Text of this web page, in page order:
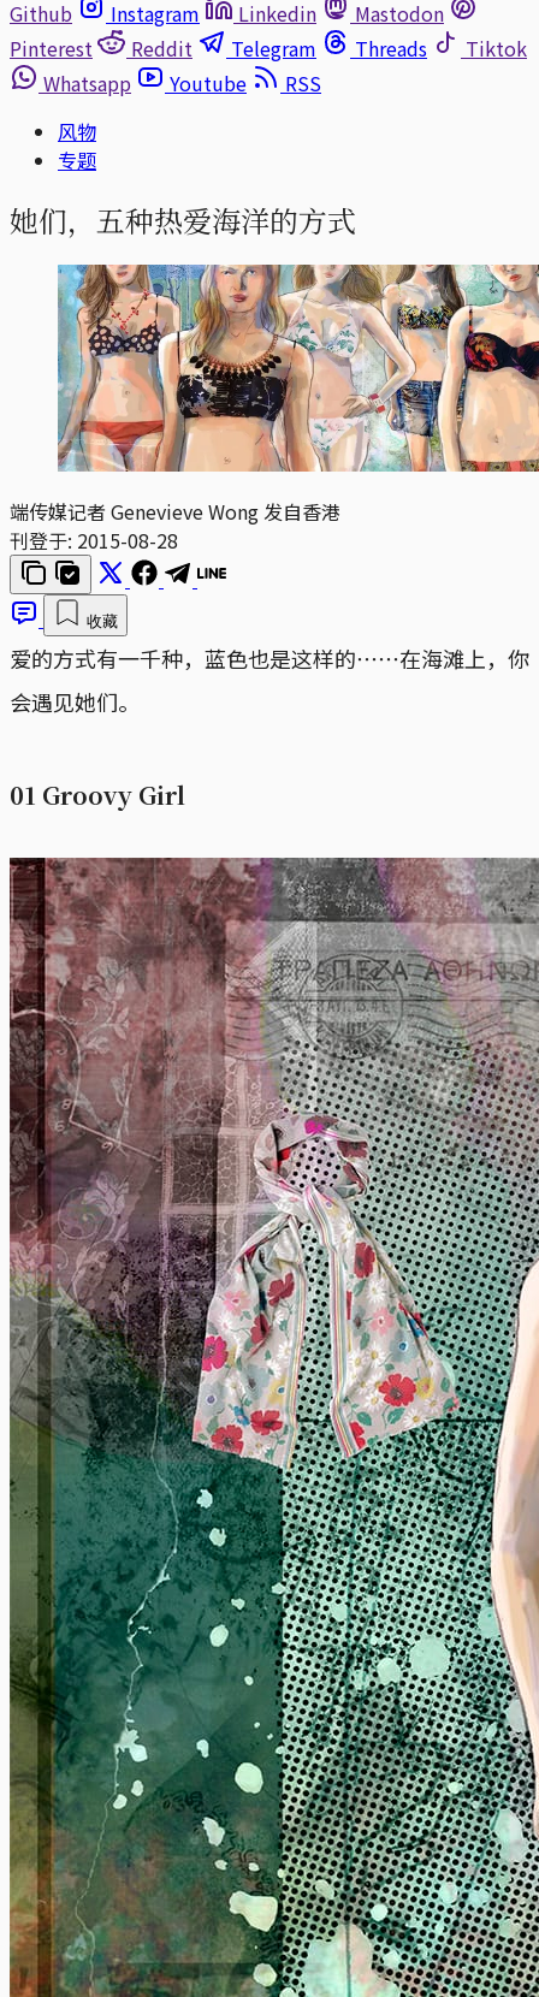
Github
Instagram Linkedin
Mastodon
Pinterest
Reddit Telegram Threads
Tiktok
Whatsapp
Youtube
RSS
风物
专题
她们，五种热爱海洋的方式
端传媒记者 Genevieve Wong 发自香港
刊登于: 2015-08-28
收藏
爱的方式有一千种，蓝色也是这样的⋯⋯在海滩上，你
会遇见她们。
01 Groovy Girl